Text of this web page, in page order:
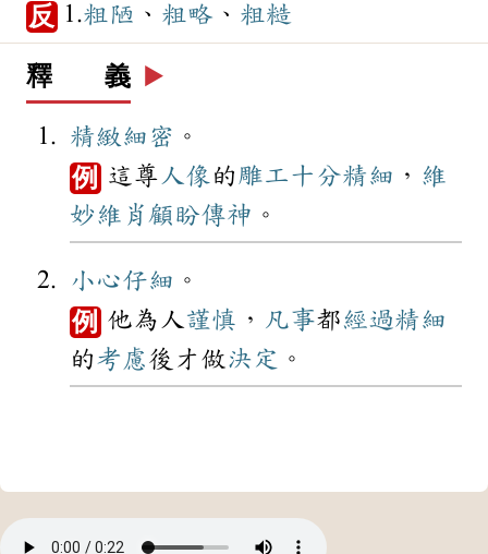
反 1.粗陋 、 粗略 、 粗糙
釋 義 ▶️
精緻 細密 。
例 這尊人像的 雕工十分精細 ， 維
妙維肖 顧盼傳神 。
小心仔細 。
例 他為人謹慎 ， 凡事都經過精細
的考慮後才做決定 。